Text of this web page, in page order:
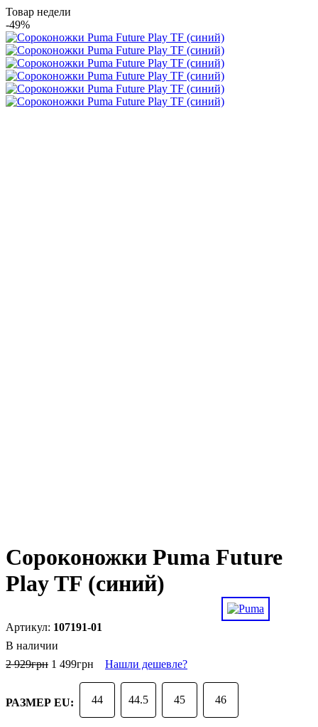
Товар недели
-49%
Сороконожки Puma Future
Play TF (синий)
107191-01
В наличии
2 929грн 1 499грн Нашли дешевле?
РАЗМЕР EU: 44 44.5 45 46